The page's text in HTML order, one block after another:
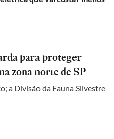
para proteger
zona norte de SP
a Divisão da Fauna Silvestre